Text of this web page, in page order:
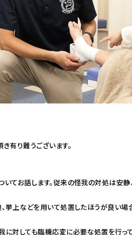
有り難うございます。
てお話します。従来の怪我の対処は安静
挙上などを用いて処置したほうが良い場
対しても臨機応変に必要な処置を行って